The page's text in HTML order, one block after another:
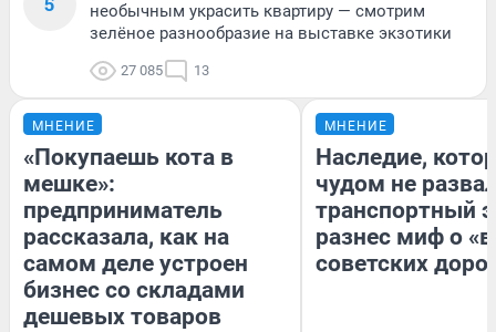
необычным украсить квартиру — смотрим
зелёное разнообразие на выставке экзотики
27 085 13
МНЕНИЕ
«Покупаешь кота в
мешке»:
предприниматель
рассказала, как на
самом деле устроен
бизнес со складами
дешевых товаров
МНЕНИЕ
Наследие,
чудом не
транспортный
разнес миф о
советских